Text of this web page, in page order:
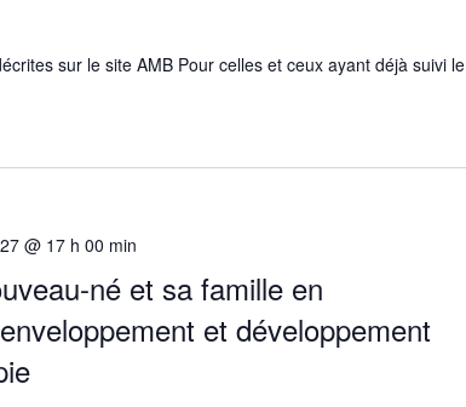
sur le site AMB Pour celles et ceux ayant déjà suivi le
né et sa famille en
et développement
@ 17 h 00 min